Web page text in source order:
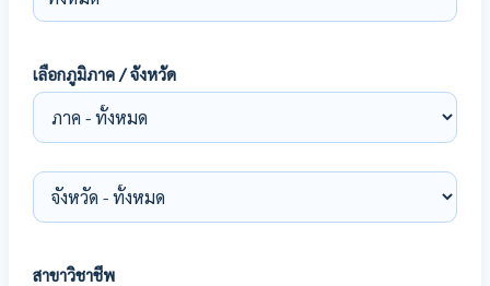
เลือกภูมิภาค / จังหวัด
สาขาวิชาชีพ